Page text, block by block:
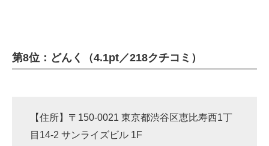
第8位：どんく（4.1pt／218クチコミ）
【住所】〒150-0021 東京都渋谷区恵比寿西1丁
目14-2 サンライズビル 1F